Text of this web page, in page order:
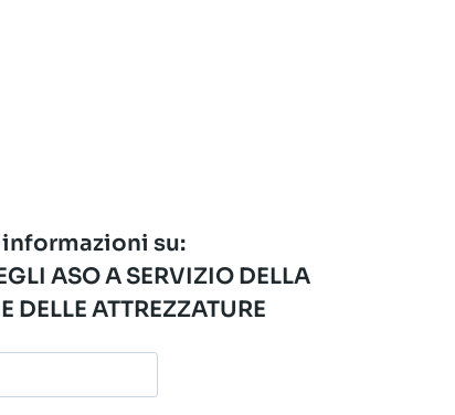
su:
ASO A SERVIZIO DELLA
DELLE ATTREZZATURE